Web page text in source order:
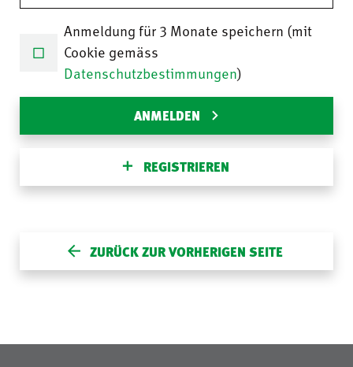
Anmeldung für 3 Monate speichern (mit
Cookie gemäss
Datenschutzbestimmungen)
ANMELDEN
REGISTRIEREN
ZURÜCK ZUR VORHERIGEN SEITE